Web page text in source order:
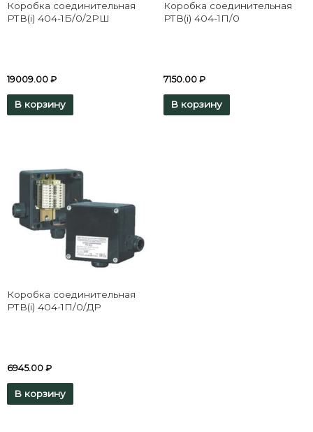
Коробка соединительная
РТВ(i) 404-1Б/0/2РШ
19009.00 ₽
В корзину
Коробка соединительная
РТВ(i) 404-1П/0
7150.00 ₽
В корзину
Коробка соединительная
РТВ(i) 404-1П/0/ДР
6945.00 ₽
В корзину